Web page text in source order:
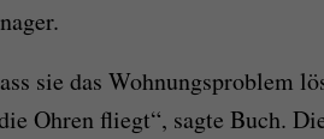
sie das Wohnungsproblem
Ohren fliegt“, sagte Buch.